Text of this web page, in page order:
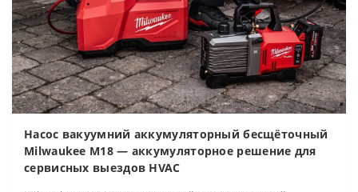
Насос вакуумний аккумуляторный бесщёточный
Milwaukee M18 — аккумуляторное решение для
сервисных выездов HVAC